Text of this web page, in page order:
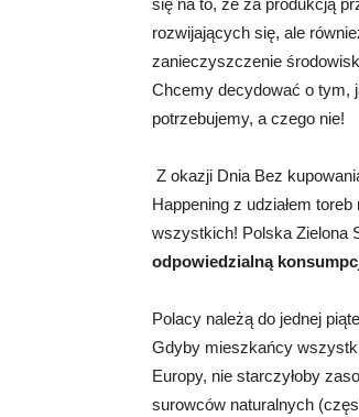
się na to, że za produkcją
rozwijających się, ale
zanieczyszczenie
Chcemy decydować o tym,
potrzebujemy, a czego nie!
Z okazji Dnia Bez
Happening z udziałem
wszystkich! Polska Zielona
odpowiedzialną
Polacy należą do jednej
Gdyby mieszkańcy
Europy, nie starczyłoby
surowców naturalnych